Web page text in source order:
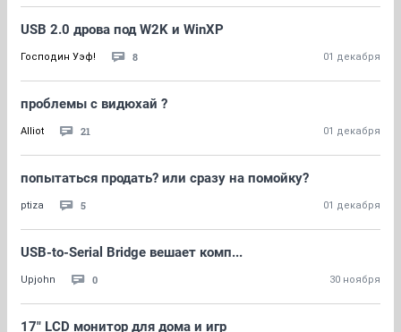
USB 2.0 дрова под W2K и WinXP
Господин Уэф! 8 01 декабря
проблемы с видюхай ?
Alliot 21 01 декабря
попытаться продать? или сразу на помойку?
ptiza 5 01 декабря
USB-to-Serial Bridge вешает комп...
Upjohn 0 30 ноября
17" LCD монитор для дома и игр